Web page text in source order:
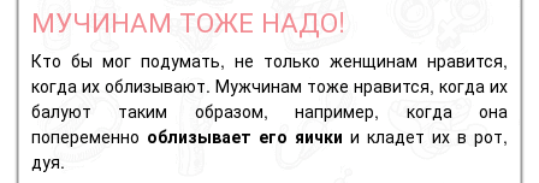
МУЧИНАМ ТОЖЕ НАДО!
Кто бы мог подумать, не только женщинам нравится,
когда их облизывают. Мужчинам тоже нравится, когда их
балуют таким образом, например, когда она
попеременно облизывает его яички и кладет их в рот,
дуя.